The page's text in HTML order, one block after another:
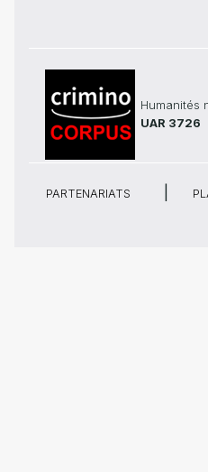
Humanités
UAR 3726
PARTENARIATS